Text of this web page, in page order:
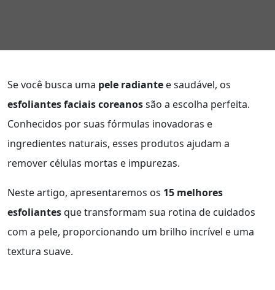
Se você busca uma pele radiante e saudável, os
esfoliantes faciais coreanossão a escolha perfeita.
Conhecidos por suas fórmulas inovadoras e
ingredientes naturais, esses produtos ajudam a
remover células mortas e impurezas.
Neste artigo, apresentaremos os 15 melhores
esfoliantesque transformam sua rotina de cuidados
com a pele, proporcionando um brilho incrível e uma
textura suave.